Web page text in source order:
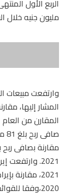
مليون جنيه خلال
2020،وفقا للقوائم المجمعة المرسل للبورصة سابقا.